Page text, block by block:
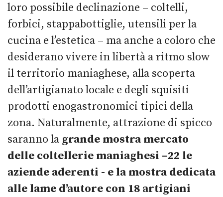
loro possibile declinazione – coltelli,
forbici, stappabottiglie, utensili per la
cucina e l’estetica – ma anche a coloro che
desiderano vivere in libertà a ritmo slow
il territorio maniaghese, alla scoperta
dell’artigianato locale e degli squisiti
prodotti enogastronomici tipici della
zona. Naturalmente, attrazione di spicco
saranno la grande mostra mercato
delle coltellerie maniaghesi –22 le
aziende aderenti - e la mostra dedicata
alle lame d’autore con 18 artigiani